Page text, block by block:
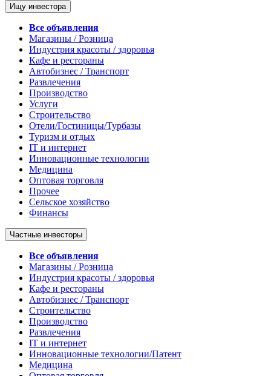
Ищу инвестора
Все объявления
Магазины / Розница
Индустрия красоты / здоровья
Кафе и рестораны
Автобизнес / Транспорт
Развлечения
Производство
Услуги
Строительство
Отели/Гостиницы/Турбазы
Туризм и отдых
IT и интернет
Инновационные технологии
Медицина
Оптовая торговля
Прочее
Сельское хозяйство
Финансы
Частные инвесторы
Все объявления
Магазины / Розница
Индустрия красоты / здоровья
Кафе и рестораны
Автобизнес / Транспорт
Строительство
Производство
Развлечения
IT и интернет
Инновационные технологии/Патент
Медицина